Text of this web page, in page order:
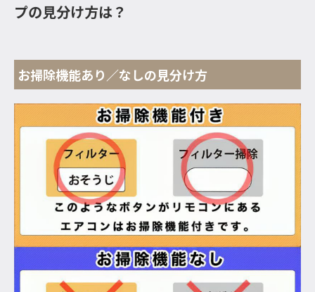
プの見分け方は？
お掃除機能あり／なしの見分け方